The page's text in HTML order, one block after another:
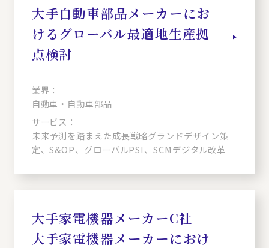
大手自動車部品メーカーにお
けるグローバル最適地生産拠
点検討
業界：
自動車・自動車部品
サービス：
未来予測を踏まえた成長戦略グランドデザイン策
定、S&OP、グローバルPSI、SCMデジタル改革
大手家電機器メーカーC社
大手家電機器メーカーにおけ